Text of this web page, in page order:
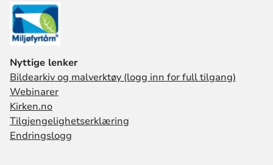
Nyttige lenker
Bildearkiv og malverktøy (logg inn for full tilgang)
Webinarer
Kirken.no
Tilgjengelighetserklæring
Endringslogg